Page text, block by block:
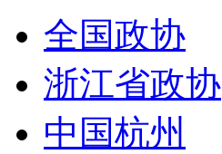
全国政协
浙江省政协
中国杭州